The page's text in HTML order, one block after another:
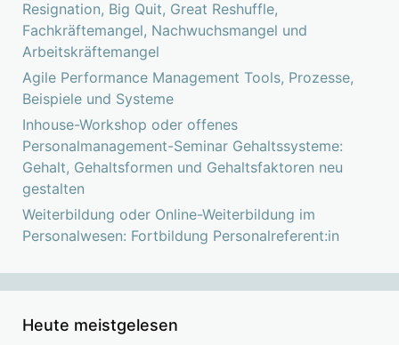
Resignation, Big Quit, Great Reshuffle,
Fachkräftemangel, Nachwuchsmangel und
Arbeitskräftemangel
Agile Performance Management Tools, Prozesse,
Beispiele und Systeme
Inhouse-Workshop oder offenes
Personalmanagement-Seminar Gehaltssysteme:
Gehalt, Gehaltsformen und Gehaltsfaktoren neu
gestalten
Weiterbildung oder Online-Weiterbildung im
Personalwesen: Fortbildung Personalreferent:in
Heute meistgelesen